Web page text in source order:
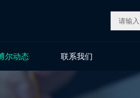
尔动态 联系我们